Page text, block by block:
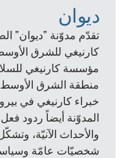
ديوان
تقدّم مدوّنة "ديوان"
كارنيغي للشرق
مؤسسة كارنيغي
منطقة الشرق
خبراء كارنيغي في
المدوّنة أيضاً ردود فعل
والأحداث الآنيّة،
شخصيّات عامّة